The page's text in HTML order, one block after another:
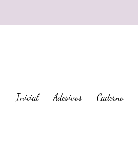
Inicial Adesivos Caderno